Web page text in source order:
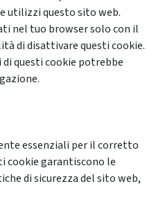
utilizzi questo sito web.
nel tuo browser solo con il
di disattivare questi cookie.
questi cookie potrebbe
essenziali per il corretto
cookie garantiscono le
di sicurezza del sito web,